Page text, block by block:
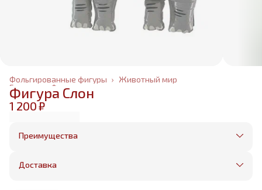
Животный мир
Фольгированные фигуры ›
Фольгированные шары
Главная
Фигура Слон
1 200 ₽
Преимущества
Оплата частями в Сплит
Бесплатная доставка в пределах КАД
Доставка